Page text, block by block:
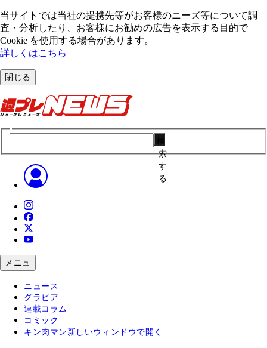
当サイトでは当社の提携先等がお客様のニーズ等について調
査・分析したり、お客様にお勧めの広告を表⽰する⽬的で
Cookie を使⽤する場合があります。
詳しくはこちら
閉じる
索
す
る
メニュ
ニュース
グラビア
連載コラム
コミック
キン肉マン 新しいウィンドウで開く